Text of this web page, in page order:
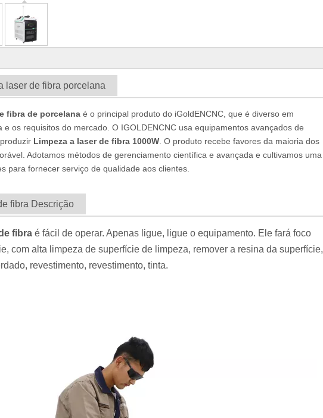
laser de fibra porcelana
fibra de porcelana é o principal produto do iGoldENCNC, que é diverso em
os requisitos do mercado. O IGOLDENCNC usa equipamentos avançados de
Limpeza a laser de fibra 1000W . O produto recebe favores da maioria dos
Adotamos métodos de gerenciamento científica e avançada e cultivamos uma
para fornecer serviço de qualidade aos clientes.
fibra Descrição
fibra é fácil de operar. Apenas ligue, ligue o equipamento. Ele fará foco
com alta limpeza de superfície de limpeza, remover a resina da superfície,
revestimento, revestimento, tinta.